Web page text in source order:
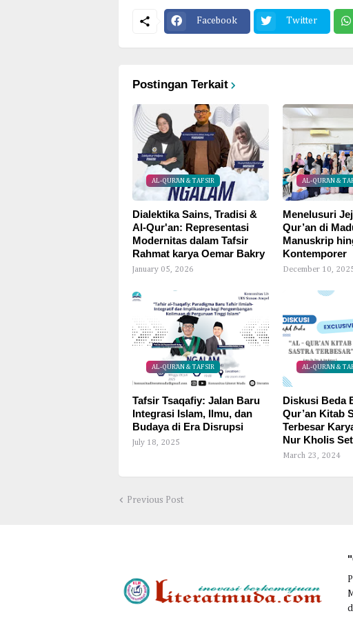
Facebook Twitter
Postingan Terkait
AL-QUR'AN & TAFSIR
Dialektika Sains, Tradisi &
Al-Qur'an: Representasi
Modernitas dalam Tafsir
Rahmat karya Oemar Bakry
January 05, 2026
AL-QUR'AN &
Menelusuri
Qur’an di
Manuskrip
Kontemporer
December 10,
AL-QUR'AN & TAFSIR
Tafsir Tsaqafiy: Jalan Baru
Integrasi Islam, Ilmu, dan
Budaya di Era Disrupsi
July 18, 2025
AL-QUR'AN &
Diskusi Beda
Qur’an Kitab
Terbesar
Nur Kholis
March 23, 2024
Previous Post